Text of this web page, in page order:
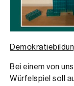
Bei einem von
Würfelspiel soll